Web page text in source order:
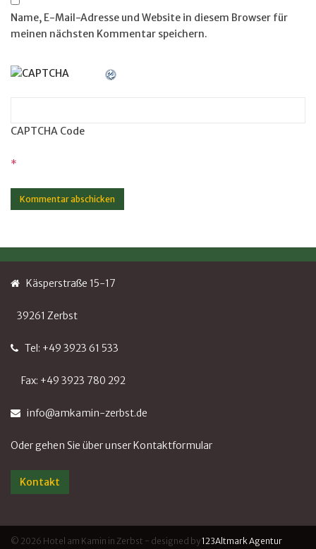
Name, E-Mail-Adresse und Website in diesem Browser für
meinen nächsten Kommentar speichern.
CAPTCHA Code
*
Käsperstraße 15-17
39261 Zerbst
Tel: +49 3923 61 533
Fax: +49 3923 780 292
info@amkamin-zerbst.de
Oder gehen Sie über unser Kontaktformular
Kontakt
© 2026 Hotel am Kamin in Zerbst - designed by123Altmark Agentur